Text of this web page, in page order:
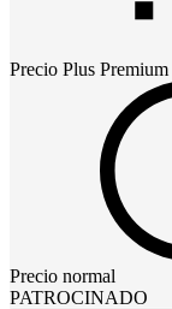
Precio Plus Premium
Precio normal
PATROCINADO